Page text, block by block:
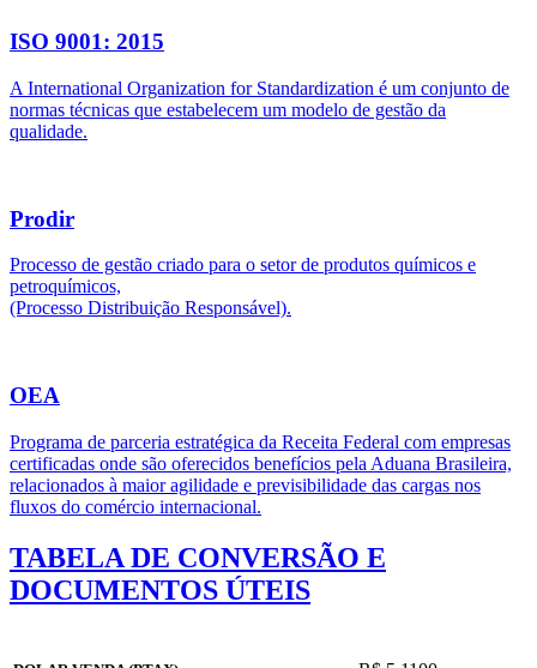
ISO 9001: 2015
A International Organization for Standardization é um conjunto de
normas técnicas que estabelecem um modelo de gestão da
qualidade.
Prodir
Processo de gestão criado para o setor de produtos químicos e
petroquímicos,
(Processo Distribuição Responsável).
OEA
Programa de parceria estratégica da Receita Federal com empresas
certificadas onde são oferecidos benefícios pela Aduana Brasileira,
relacionados à maior agilidade e previsibilidade das cargas nos
fluxos do comércio internacional.
TABELA DE CONVERSÃO E
DOCUMENTOS ÚTEIS